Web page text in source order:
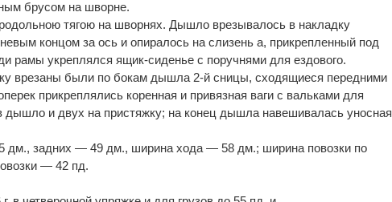
брусом на шворне.
тягою на шворнях. Дышло врезывалось в накладку
концом за ось и опиралось на слизень а, прикрепленный под
рамы укреплялся ящик-сиденье с поручнями для ездового.
врезаны были по бокам дышла 2-й сницы, сходящиеся передними
прикреплялись коренная и привязная ваги с вальками для
и двух на пристяжку; на конец дышла навешивалась уносная
дм., задних — 49 дм., ширина хода — 58 дм.; ширина повозки по
— 42 пд.